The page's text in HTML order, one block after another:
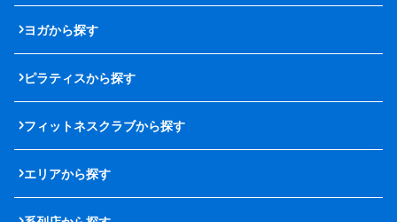
ヨガから探す
ピラティスから探す
フィットネスクラブから探す
エリアから探す